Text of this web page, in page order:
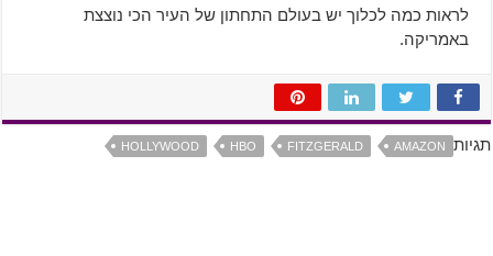
לראות כמה לכלוך יש בעולם התחתון של העיר הכי נוצצת
באמריקה.
תגיות AMAZON
FITZGERALD
HBO
HOLLYWOOD